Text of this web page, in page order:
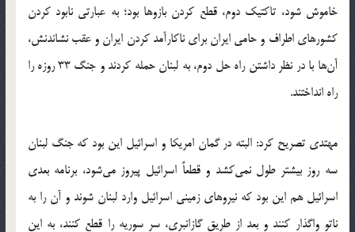
خاموش شود، تاکتیک دوم، قطع کردن بازوها بود؛ به عبارتی نابود کردن
کشورهای اطراف و حامی ایران برای ناکارآمد کردن ایران و عقب نشاندنش،
آن‌ها با در نظر داشتن راه حل دوم، به لبنان حمله کردند و جنگ 33 روزه را
راه انداختند.
مهتدی تصریح کرد: البته در گمان امریکا و اسرائیل این بود که جنگ لبنان
سه روز بیشتر طول نمی‌کشد و قطعاً اسرائیل پیروز می‌شود، برنامه بعدی
اسرائیل هم این بود که نیروهای زمینی اسرائیل وارد لبنان شوند و آن را به
ناتو واگذار کنند و بعد از طریق گازانبری، سر سوریه را قطع کنند، به این